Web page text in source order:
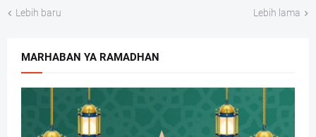
Lebih baru Lebih lama
MARHABAN YA RAMADHAN